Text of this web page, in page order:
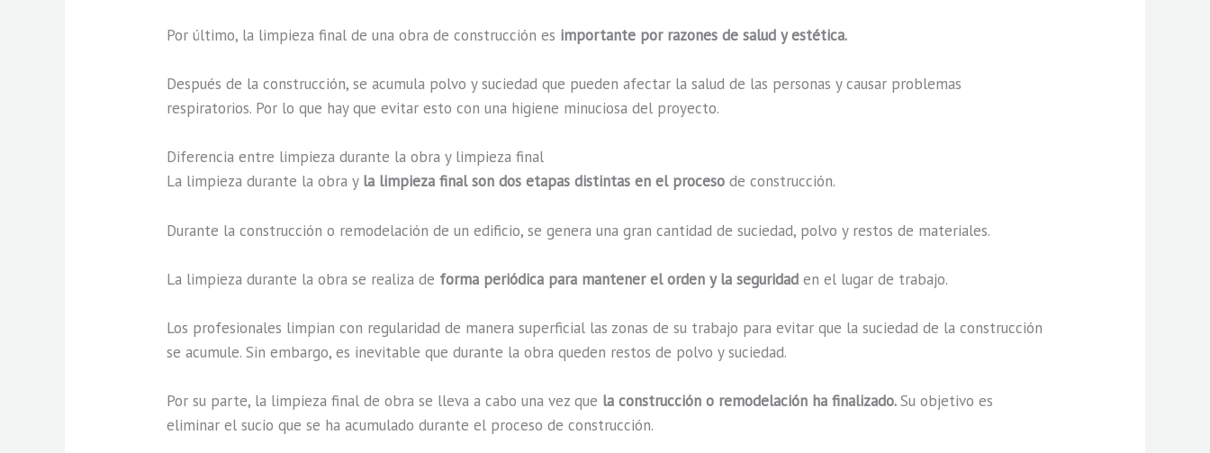
Por último, la limpieza final de una obra de construcción es importante por razones de salud y estética.
Después de la construcción, se acumula polvo y suciedad que pueden afectar la salud de las personas y causar problemas
respiratorios. Por lo que hay que evitar esto con una higiene minuciosa del proyecto.
Diferencia entre limpieza durante la obra y limpieza final
La limpieza durante la obra y la limpieza final son dos etapas distintas en el proceso de construcción.
Durante la construcción o remodelación de un edificio, se genera una gran cantidad de suciedad, polvo y restos de materiales.
La limpieza durante la obra se realiza de forma periódica para mantener el orden y la seguridad en el lugar de trabajo.
Los profesionales limpian con regularidad de manera superficial las zonas de su trabajo para evitar que la suciedad de la construcción
se acumule. Sin embargo, es inevitable que durante la obra queden restos de polvo y suciedad.
Por su parte, la limpieza final de obra se lleva a cabo una vez que la construcción o remodelación ha finalizado.Su objetivo es
eliminar el sucio que se ha acumulado durante el proceso de construcción.